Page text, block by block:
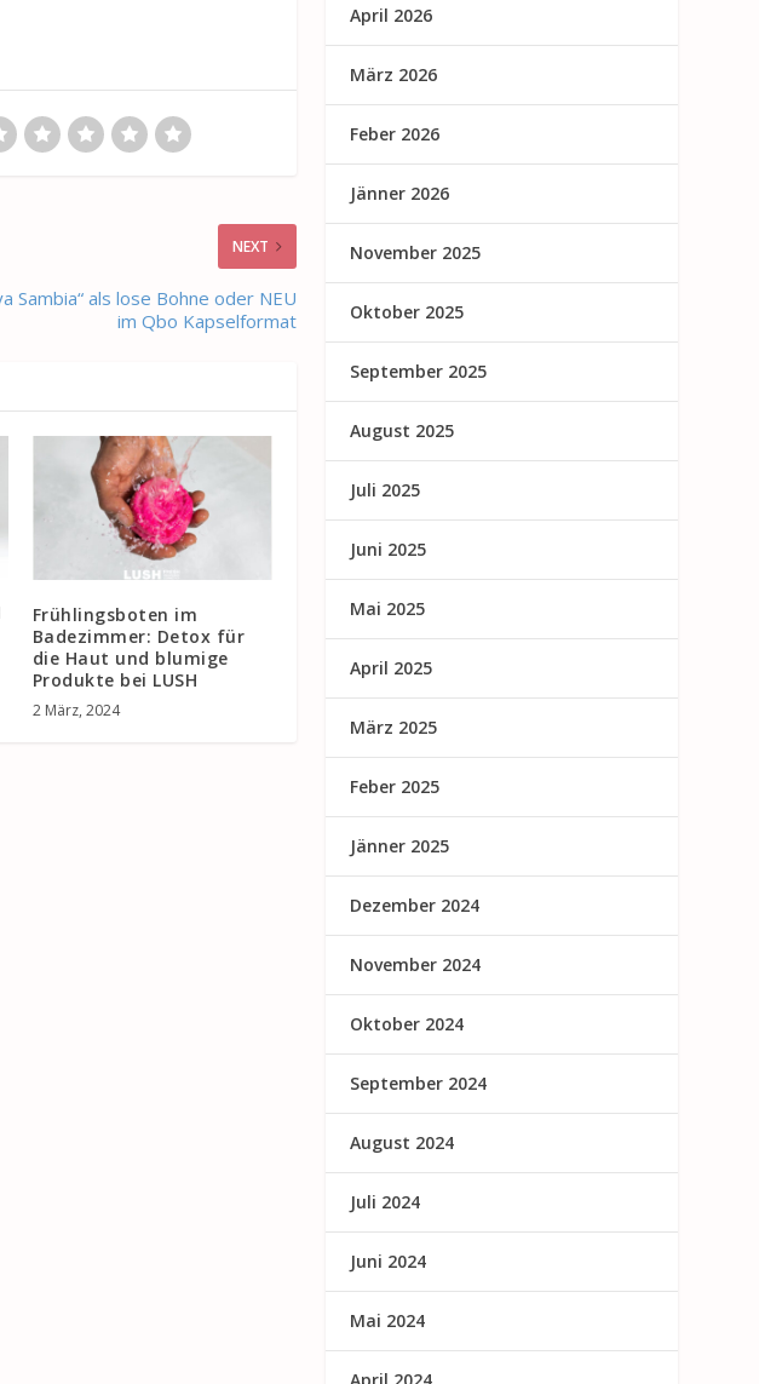
NEXT
Sambia“ als lose Bohne oder NEU
im Qbo Kapselformat
Frühlingsboten im
Badezimmer: Detox für
die Haut und blumige
Produkte bei LUSH
2 März, 2024
April 2026
März 2026
Feber 2026
Jänner 2026
November 2025
Oktober 2025
September 2025
August 2025
Juli 2025
Juni 2025
Mai 2025
April 2025
März 2025
Feber 2025
Jänner 2025
Dezember 2024
November 2024
Oktober 2024
September 2024
August 2024
Juli 2024
Juni 2024
Mai 2024